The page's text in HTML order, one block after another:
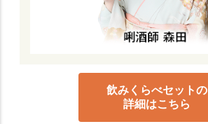
飲みくらべセットの
詳細はこちら